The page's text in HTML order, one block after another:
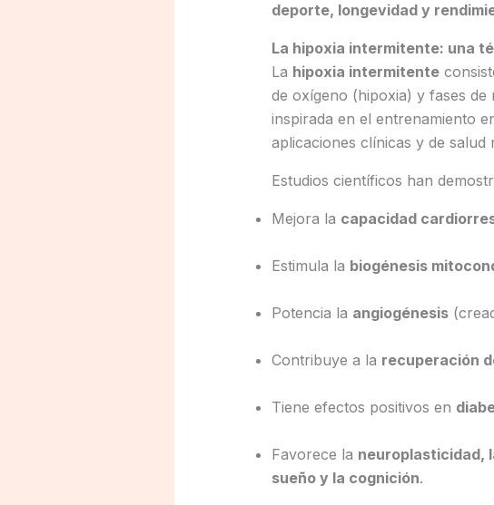
deporte, longevidad y
La hipoxia intermitente: una
La hipoxia intermitente
de oxígeno (hipoxia) y fases
inspirada en el entrenamiento
aplicaciones clínicas y de salud
Estudios científicos han
Mejora la capacidad
Estimula la biogénesis
Potencia la angiogénesis
Contribuye a la recuperación
Tiene efectos positivos en
Favorece la neuroplasticidad,
sueño y la cognición.